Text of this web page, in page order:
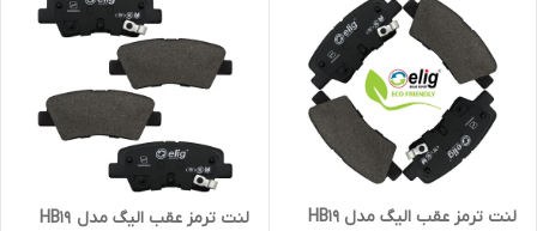
لنت ترمز عقب الیگ مدل HB19
لنت ترمز عقب الیگ مدل HB19